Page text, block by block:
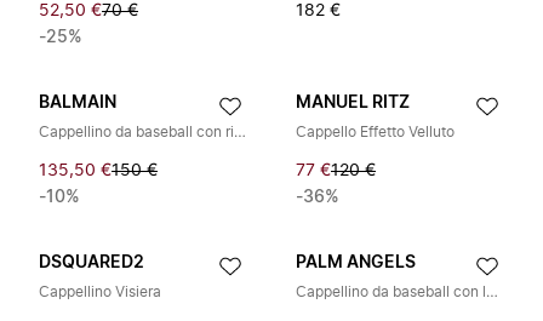
52,50 €70 €
-25%
182 €
BALMAIN
Cappellino da baseball con ricamo logo
135,50 €150 €
-10%
MANUEL RITZ
Cappello Effetto Velluto
77 €120 €
-36%
DSQUARED2
Cappellino Visiera
PALM ANGELS
Cappellino da baseball con logo